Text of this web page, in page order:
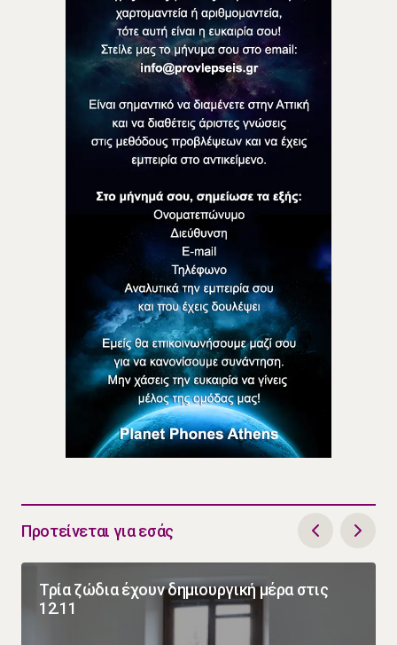
Προτείνεται για εσάς
Τρία ζώδια έχουν δημιουργική μέρα στις
12.11